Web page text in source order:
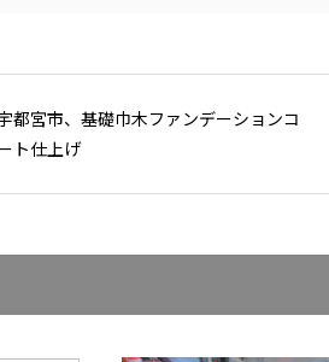
都宮市、基礎巾木ファンデーションコ
ト仕上げ